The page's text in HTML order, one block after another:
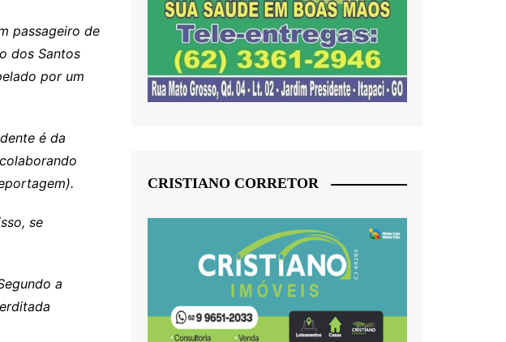
passageiro de
dos Santos
por um
é da
se
a
CRISTIANO CORRETOR